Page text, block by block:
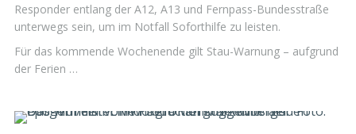
Responder entlang der A12, A13 und Fernpass-Bundesstraße
unterwegs sein, um im Notfall Soforthilfe zu leisten.
Für das kommende Wochenende gilt Stau-Warnung – aufgrund
der Ferien …